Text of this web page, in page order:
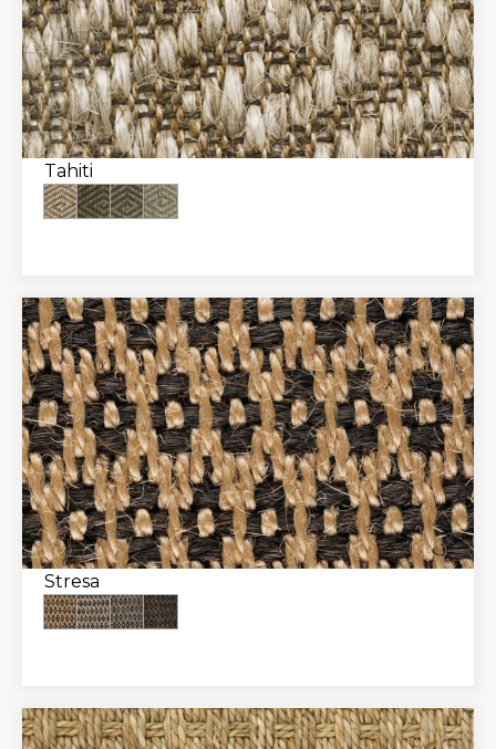
Tahiti
Stresa